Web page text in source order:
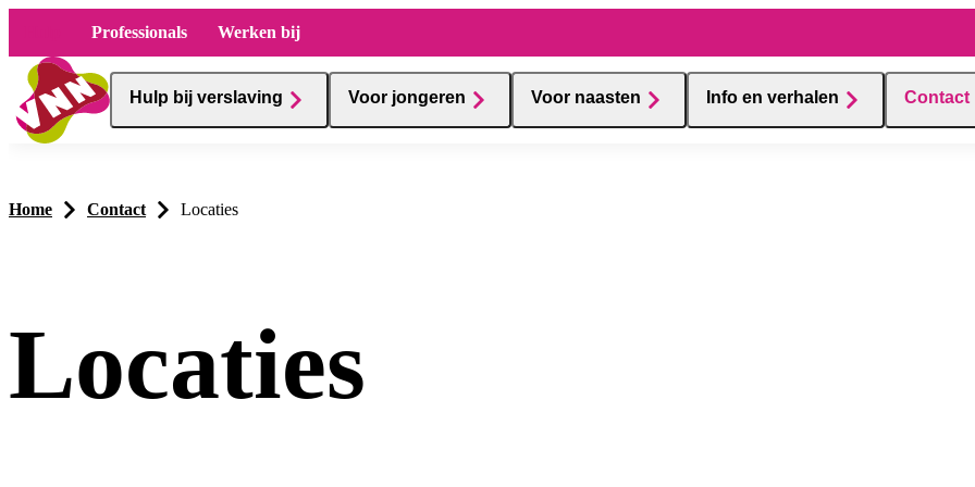
Professionals Werken bij
Hulp bij verslaving Voor jongeren Voor naasten Info en verhalen Contact
Home Contact Locaties
Locaties